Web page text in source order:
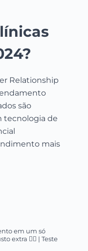
Relationship
são
tecnologia de
mais
em um só
extra 👇🏻 | Teste